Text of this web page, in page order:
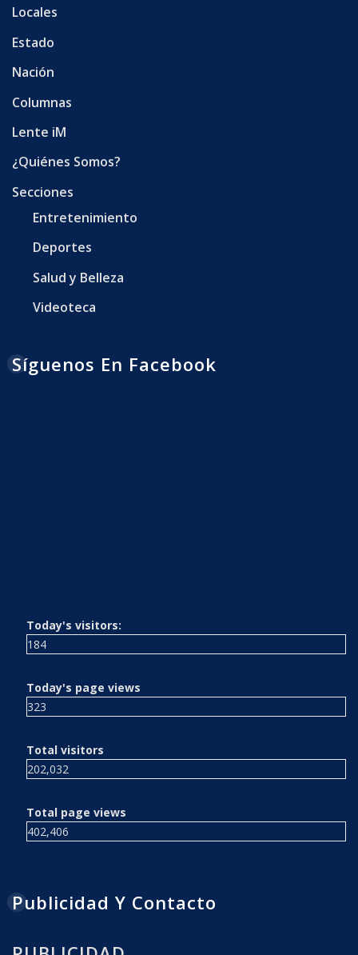
Locales
Estado
Nación
Columnas
Lente iM
¿Quiénes Somos?
Secciones
Entretenimiento
Deportes
Salud y Belleza
Videoteca
Síguenos En Facebook
Today's visitors:
184
Today's page views
323
Total visitors
202,032
Total page views
402,406
Publicidad Y Contacto